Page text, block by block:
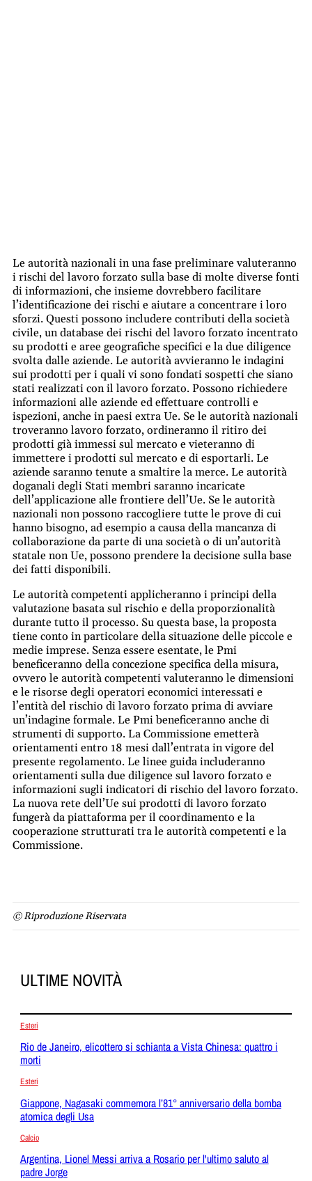
Le autorità nazionali in una fase preliminare valuteranno
i rischi del lavoro forzato sulla base di molte diverse fonti
di informazioni, che insieme dovrebbero facilitare
l’identificazione dei rischi e aiutare a concentrare i loro
sforzi. Questi possono includere contributi della società
civile, un database dei rischi del lavoro forzato incentrato
su prodotti e aree geografiche specifici e la due diligence
svolta dalle aziende. Le autorità avvieranno le indagini
sui prodotti per i quali vi sono fondati sospetti che siano
stati realizzati con il lavoro forzato. Possono richiedere
informazioni alle aziende ed effettuare controlli e
ispezioni, anche in paesi extra Ue. Se le autorità nazionali
troveranno lavoro forzato, ordineranno il ritiro dei
prodotti già immessi sul mercato e vieteranno di
immettere i prodotti sul mercato e di esportarli. Le
aziende saranno tenute a smaltire la merce. Le autorità
doganali degli Stati membri saranno incaricate
dell’applicazione alle frontiere dell’Ue. Se le autorità
nazionali non possono raccogliere tutte le prove di cui
hanno bisogno, ad esempio a causa della mancanza di
collaborazione da parte di una società o di un’autorità
statale non Ue, possono prendere la decisione sulla base
dei fatti disponibili.
Le autorità competenti applicheranno i principi della
valutazione basata sul rischio e della proporzionalità
durante tutto il processo. Su questa base, la proposta
tiene conto in particolare della situazione delle piccole e
medie imprese. Senza essere esentate, le Pmi
beneficeranno della concezione specifica della misura,
ovvero le autorità competenti valuteranno le dimensioni
e le risorse degli operatori economici interessati e
l’entità del rischio di lavoro forzato prima di avviare
un’indagine formale. Le Pmi beneficeranno anche di
strumenti di supporto. La Commissione emetterà
orientamenti entro 18 mesi dall’entrata in vigore del
presente regolamento. Le linee guida includeranno
orientamenti sulla due diligence sul lavoro forzato e
informazioni sugli indicatori di rischio del lavoro forzato.
La nuova rete dell’Ue sui prodotti di lavoro forzato
fungerà da piattaforma per il coordinamento e la
cooperazione strutturati tra le autorità competenti e la
Commissione.
© Riproduzione Riservata
ULTIME NOVITÀ
Esteri
Rio de Janeiro, elicottero si schianta a Vista Chinesa: quattro i
morti
Esteri
Giappone, Nagasaki commemora l’81° anniversario della bomba
atomica degli Usa
Calcio
Argentina, Lionel Messi arriva a Rosario per l'ultimo saluto al
padre Jorge